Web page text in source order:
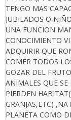
TENGO MAS
JUBILADOS O
UNA FUNCION
CONOCIMIENTO
ADQUIRIR QUE
COMER TODOS
GOZAR DEL
ANIMALES QUE
PIERDEN
GRANJAS,ETC)
PLANETA COMO